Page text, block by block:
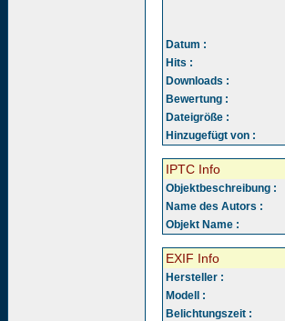
Datum :
Hits :
Downloads :
Bewertung :
Dateigröße :
Hinzugefügt von :
IPTC Info
Objektbeschreibung :
Name des Autors :
Objekt Name :
EXIF Info
Hersteller :
Modell :
Belichtungszeit :